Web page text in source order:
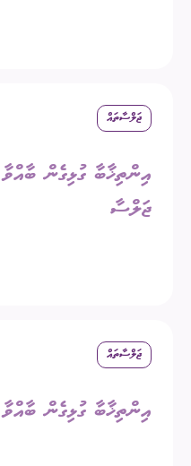
ޖަލްސާތައް
ޖަލްސާ
ޖަލްސާތައް
އިންތިޚާބާ ގުޅިގެން ބާއްވާ 503 ވަނަ ޚާއްޞަ ޖަލްސާ